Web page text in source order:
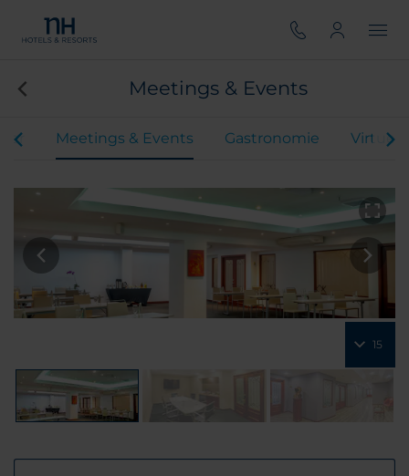
Meetings & Events
Meetings & Events Gastronomie
15